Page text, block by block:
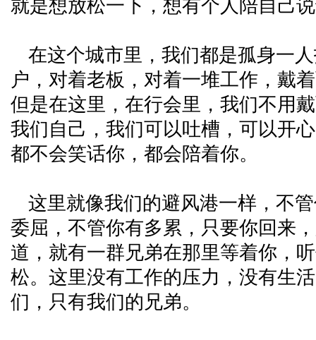
就是想放松一下，想有个人陪自己
在这个城市里，我们都是孤身一
户，对着老板，对着一堆工作，戴
但是在这里，在行会里，我们不用
我们自己，我们可以吐槽，可以开
都不会笑话你，都会陪着你。
这里就像我们的避风港一样，不
委屈，不管你有多累，只要你回来
道，就有一群兄弟在那里等着你，
松。这里没有工作的压力，没有生
们，只有我们的兄弟。